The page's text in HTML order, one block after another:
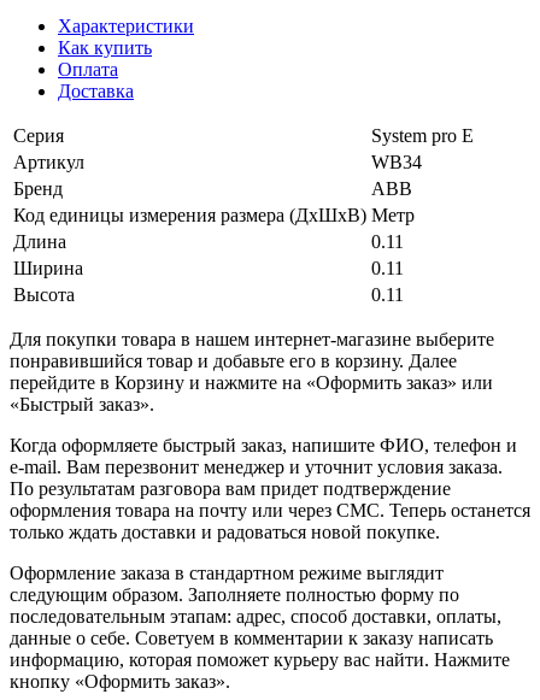
Характеристики
Как купить
Оплата
Доставка
Серия
System pro E
Артикул
WB34
Бренд
ABB
Код единицы измерения размера (ДхШхВ) Метр
Длина
0.11
Ширина
0.11
Высота
0.11
Для покупки товара в нашем интернет-магазине выберите
понравившийся товар и добавьте его в корзину. Далее
перейдите в Корзину и нажмите на «Оформить заказ» или
«Быстрый заказ».
Когда оформляете быстрый заказ, напишите ФИО, телефон и
e-mail. Вам перезвонит менеджер и уточнит условия заказа.
По результатам разговора вам придет подтверждение
оформления товара на почту или через СМС. Теперь останется
только ждать доставки и радоваться новой покупке.
Оформление заказа в стандартном режиме выглядит
следующим образом. Заполняете полностью форму по
последовательным этапам: адрес, способ доставки, оплаты,
данные о себе. Советуем в комментарии к заказу написать
информацию, которая поможет курьеру вас найти. Нажмите
кнопку «Оформить заказ».